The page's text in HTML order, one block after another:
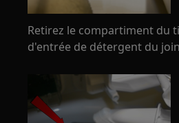
Retirez le compartiment du
d'entrée de détergent du